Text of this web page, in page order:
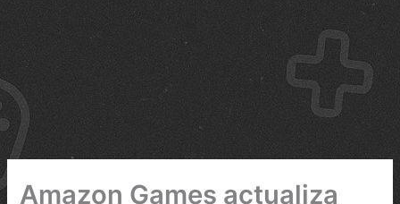
Amazon Games actualiza